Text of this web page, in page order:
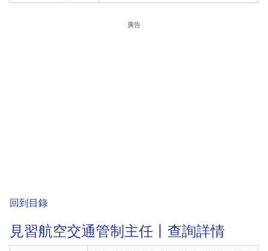
廣告
回到目錄
見習航空交通管制主任丨查詢詳情